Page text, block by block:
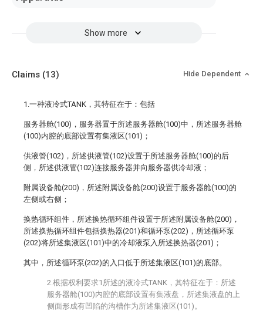
Show more
Claims (13) Hide Dependent
1.一种液冷式TANK，其特征在于：包括
服务器舱(100)，服务器置于所述服务器舱(100)中，所述服务器舱
(100)内腔的底部设置有集液区(101)；
供液管(102)，所述供液管(102)设置于所述服务器舱(100)的后
侧，所述供液管(102)连接服务器并向服务器供冷却液；
附属设备舱(200)，所述附属设备舱(200)设置于服务器舱(100)的
左侧或右侧；
换热循环组件，所述换热循环组件设置于所述附属设备舱(200)，
所述换热循环组件包括换热器(201)和循环泵(202)，所述循环泵
(202)将所述集液区(101)中的冷却液泵入所述换热器(201)；
其中，所述循环泵(202)的入口低于所述集液区(101)的底部。
2.根据权利要求1所述的液冷式TANK，其特征在于：所述
服务器舱(100)内腔的底部设置有集液盘，所述集液盘的上
侧面形成有凹陷的沟槽作为所述集液区(101)。